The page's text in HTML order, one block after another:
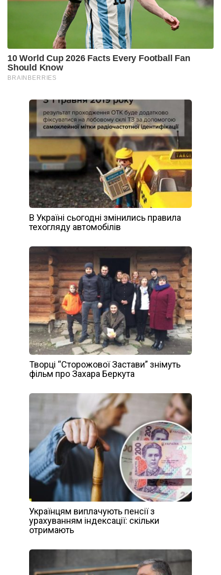
В Україні сьогодні змінились правила
техогляду автомобілів
Творці “Сторожової Застави” знімуть
фільм про Захара Беркута
Українцям виплачують пенсії з
урахуванням індексації: скільки
отримають